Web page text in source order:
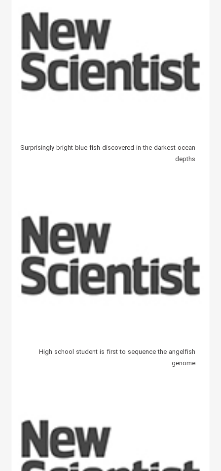
Surprisingly bright blue fish discovered in the darkest ocean
depths
High school student is first to sequence the angelfish
genome